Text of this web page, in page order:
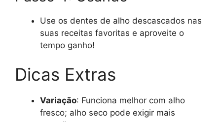
Use os dentes de alho descascados nas
suas receitas favoritas e aproveite o
tempo ganho!
Dicas Extras
Variação: Funciona melhor com alho
fresco; alho seco pode exigir mais